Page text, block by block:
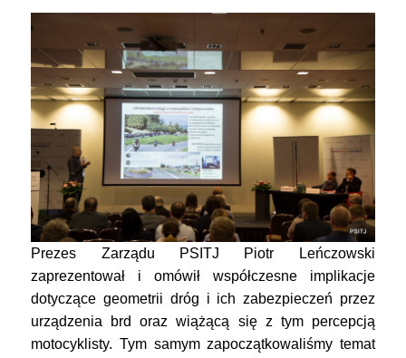
Prezes Zarządu PSITJ Piotr Leńczowski
zaprezentował i omówił współczesne implikacje
dotyczące geometrii dróg i ich zabezpieczeń przez
urządzenia brd oraz wiążącą się z tym percepcją
motocyklisty. Tym samym zapoczątkowaliśmy temat